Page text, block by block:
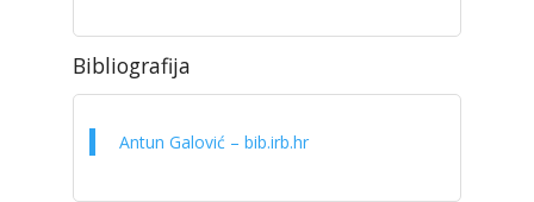
Bibliografija
Antun Galović – bib.irb.hr